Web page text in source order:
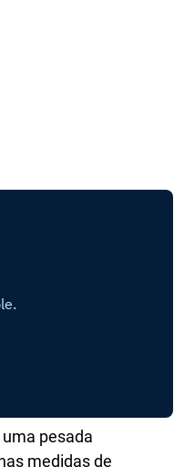
pesada
medidas de